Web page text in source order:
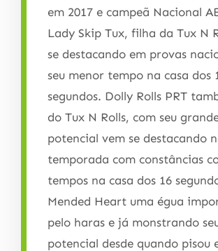
em 2017 e campeã Nacional
Lady Skip Tux, filha da Tux N
se destacando em provas
seu menor tempo na casa dos
segundos. Dolly Rolls PRT
do Tux N Rolls, com seu
potencial vem se destacando
temporada com constâncias
tempos na casa dos 16
Mended Heart uma égua
pelo haras e já monstrando
potencial desde quando pisou